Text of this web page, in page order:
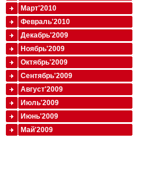
Март'2010
Февраль'2010
Декабрь'2009
Ноябрь'2009
Октябрь'2009
Сентябрь'2009
Август'2009
Июль'2009
Июнь'2009
Май'2009